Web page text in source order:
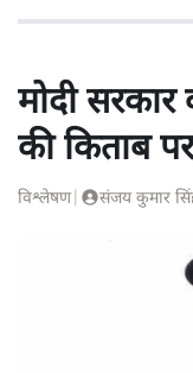
मोदी
की किताब
विश्लेषण| संजय कुमार